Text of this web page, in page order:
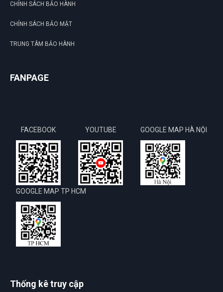
CHÍNH SÁCH BẢO HÀNH
CHÍNH SÁCH BẢO MẬT
TRUNG TÂM BẢO HÀNH
FANPAGE
FACEBOOK YOUTUBE GOOGLE MAP HÀ NỘI
GOOGLE MAP TP HCM
Thống kê truy cập